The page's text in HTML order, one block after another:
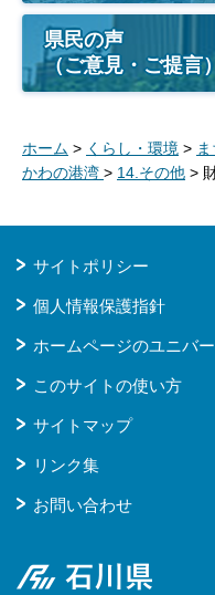
県民の声
（ご意見・ご提言）
ホーム > くらし・環境 >
かわの港湾 > 14.その他 >
サイトポリシー
個人情報保護指針
ホームページのユニバ
このサイトの使い方
サイトマップ
リンク集
お問い合わせ
石川県